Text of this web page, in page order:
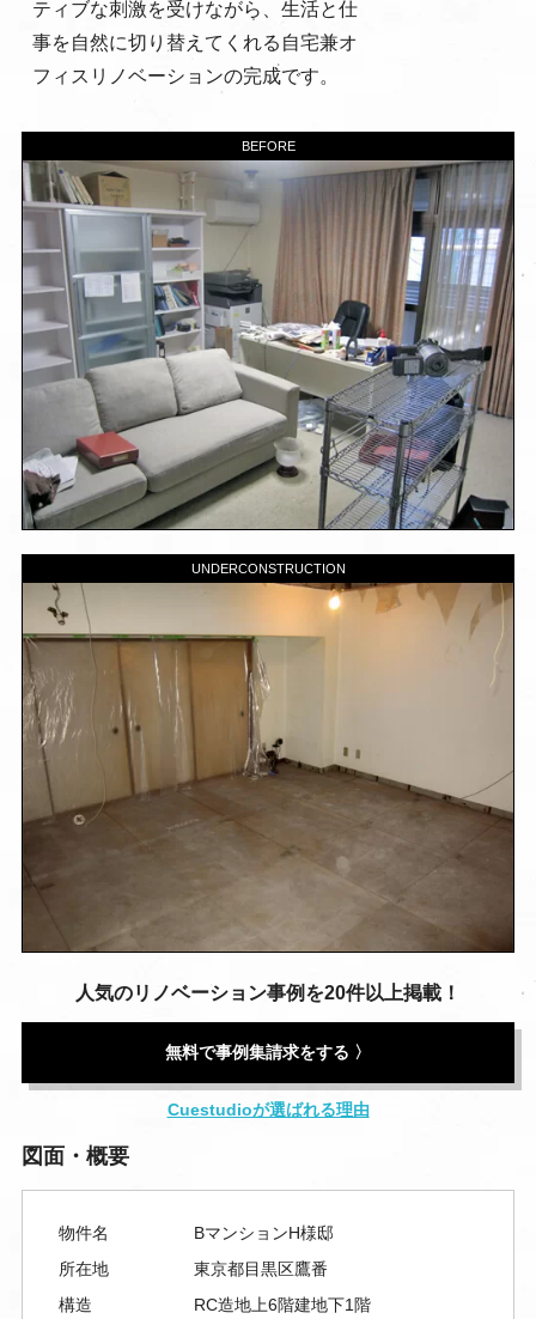
ティブな刺激を受けながら、生活と仕
事を自然に切り替えてくれる自宅兼オ
フィスリノベーションの完成です。
BEFORE
UNDERCONSTRUCTION
人気のリノベーション事例を20件以上掲載！
無料で事例集請求をする 〉
Cuestudioが選ばれる理由
図面・概要
物件名
BマンションH様邸
所在地
東京都目黒区鷹番
構造
RC造地上6階建地下1階